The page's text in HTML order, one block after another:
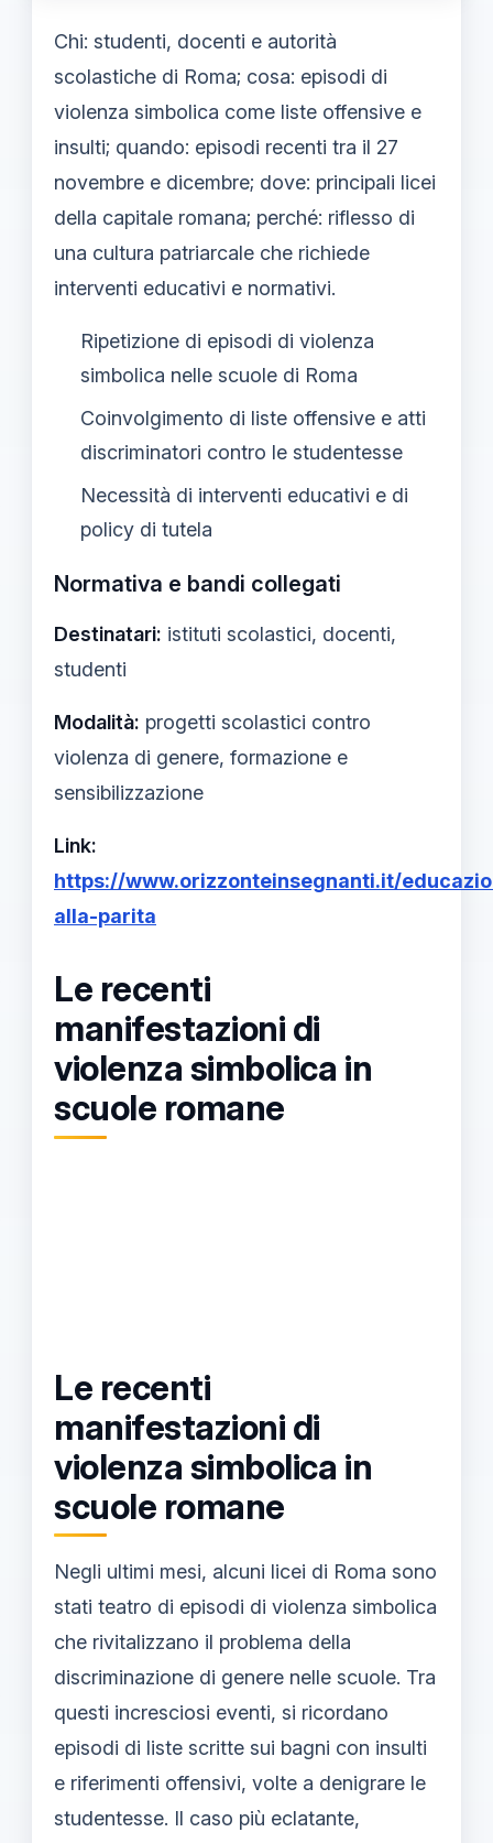
Chi: studenti, docenti e autorità
scolastiche di Roma; cosa: episodi di
violenza simbolica come liste offensive e
insulti; quando: episodi recenti tra il 27
novembre e dicembre; dove: principali licei
della capitale romana; perché: riflesso di
una cultura patriarcale che richiede
interventi educativi e normativi.
Ripetizione di episodi di violenza
simbolica nelle scuole di Roma
Coinvolgimento di liste offensive e atti
discriminatori contro le studentesse
Necessità di interventi educativi e di
policy di tutela
Normativa e bandi collegati
Destinatari: istituti scolastici, docenti,
studenti
Modalità: progetti scolastici contro
violenza di genere, formazione e
sensibilizzazione
Link:
https://www.orizzonteinsegnanti.it/
alla-parita
Le recenti
manifestazioni di
violenza simbolica in
scuole romane
Le recenti
manifestazioni di
violenza simbolica in
scuole romane
Negli ultimi mesi, alcuni licei di Roma sono
stati teatro di episodi di violenza simbolica
che rivitalizzano il problema della
discriminazione di genere nelle scuole. Tra
questi incresciosi eventi, si ricordano
episodi di liste scritte sui bagni con insulti
e riferimenti offensivi, volte a denigrare le
studentesse. Il caso più eclatante,